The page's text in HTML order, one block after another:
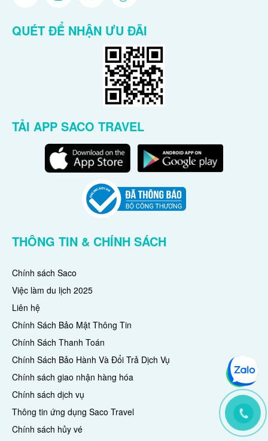
QUÉT ĐỂ NHẬN ƯU ĐÃI
TẢI APP SACO TRAVEL
THÔNG TIN & CHÍNH SÁCH
Chính sách Saco
Việc làm du lịch 2025
Liên hệ
Chính Sách Bảo Mật Thông Tin
Chính Sách Thanh Toán
Chính Sách Bảo Hành Và Đổi Trả Dịch Vụ
Chính sách giao nhận hàng hóa
Chính sách dịch vụ
Thông tin ứng dụng Saco Travel
Chính sách hủy vé